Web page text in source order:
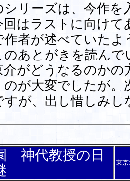
リーズは、今作を
回はラストに向け
作者が述べていたよ
のあとがきを読ん
介がどうなるのか
のが大変でしたが。
すが、出し惜しみ
神代教授の日
東京